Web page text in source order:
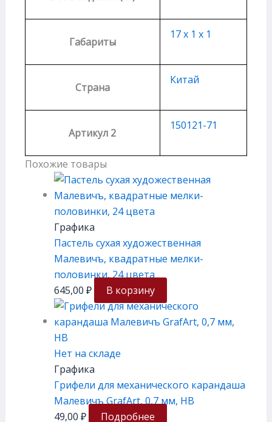
Габариты
17 х 1 х 1
Страна
Китай
Артикул 2
150121-71
Похожие товары
Графика
Пастель сухая художественная
Малевичъ, квадратные мелки-
половинки, 24 цвета
645,00 ₽ В корзину
Нет на складе
Графика
Грифели для механического карандаша
Малевичъ GrafArt, 0,7 мм, HB
49,00 ₽
Подробнее